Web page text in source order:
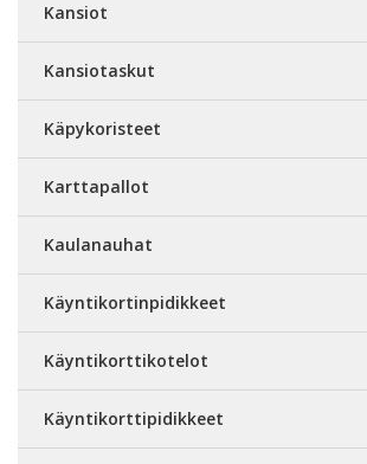
Kansiot
Kansiotaskut
Käpykoristeet
Karttapallot
Kaulanauhat
Käyntikortinpidikkeet
Käyntikorttikotelot
Käyntikorttipidikkeet